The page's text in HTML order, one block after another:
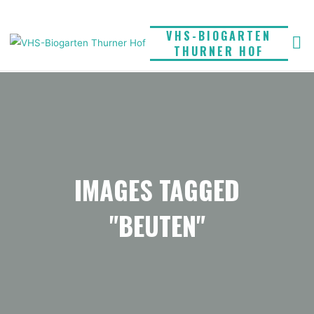
content
VHS-BIOGARTEN
THURNER HOF
IMAGES TAGGED
"BEUTEN"